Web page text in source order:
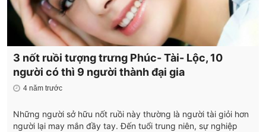
3 nốt ruồi tượng trưng Phúc- Tài- Lộc, 10
người có thì 9 người thành đại gia
4 năm trước
Những người sở hữu nốt ruồi này thường là người tài giỏi hơn
người lại may mắn đầy tay. Đến tuổi trung niên, sự nghiệp